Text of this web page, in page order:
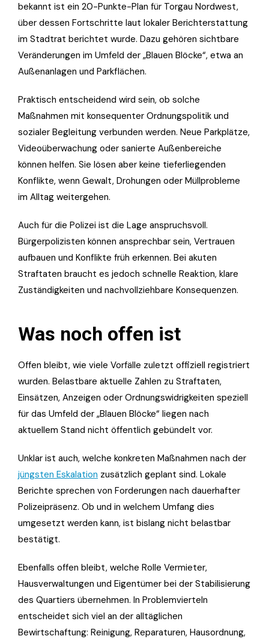
bekannt ist ein 20-Punkte-Plan für Torgau Nordwest,
über dessen Fortschritte laut lokaler Berichterstattung
im Stadtrat berichtet wurde. Dazu gehören sichtbare
Veränderungen im Umfeld der „Blauen Blöcke“, etwa an
Außenanlagen und Parkflächen.
Praktisch entscheidend wird sein, ob solche
Maßnahmen mit konsequenter Ordnungspolitik und
sozialer Begleitung verbunden werden. Neue Parkplätze,
Videoüberwachung oder sanierte Außenbereiche
können helfen. Sie lösen aber keine tieferliegenden
Konflikte, wenn Gewalt, Drohungen oder Müllprobleme
im Alltag weitergehen.
Auch für die Polizei ist die Lage anspruchsvoll.
Bürgerpolizisten können ansprechbar sein, Vertrauen
aufbauen und Konflikte früh erkennen. Bei akuten
Straftaten braucht es jedoch schnelle Reaktion, klare
Zuständigkeiten und nachvollziehbare Konsequenzen.
Was noch offen ist
Offen bleibt, wie viele Vorfälle zuletzt offiziell registriert
wurden. Belastbare aktuelle Zahlen zu Straftaten,
Einsätzen, Anzeigen oder Ordnungswidrigkeiten speziell
für das Umfeld der „Blauen Blöcke“ liegen nach
aktuellem Stand nicht öffentlich gebündelt vor.
Unklar ist auch, welche konkreten Maßnahmen nach der
jüngsten Eskalation zusätzlich geplant sind. Lokale
Berichte sprechen von Forderungen nach dauerhafter
Polizeipräsenz. Ob und in welchem Umfang dies
umgesetzt werden kann, ist bislang nicht belastbar
bestätigt.
Ebenfalls offen bleibt, welche Rolle Vermieter,
Hausverwaltungen und Eigentümer bei der Stabilisierung
des Quartiers übernehmen. In Problemvierteln
entscheidet sich viel an der alltäglichen
Bewirtschaftung: Reinigung, Reparaturen, Hausordnung,